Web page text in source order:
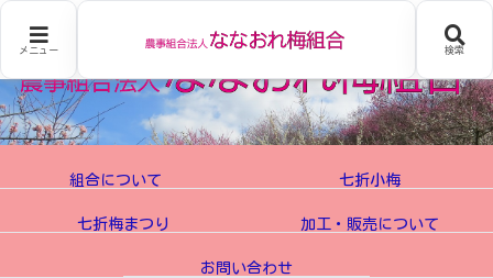
組合について 七折小梅
七折梅まつり 加工・販売について
お問い合わせ
メニュー 検索